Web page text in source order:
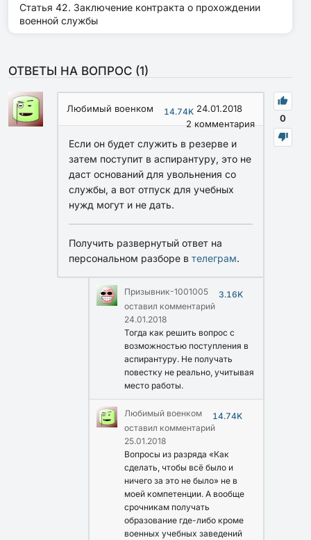
Статья 42. Заключение контракта о прохождении
военной службы
ОТВЕТЫ НА ВОПРОС (1)
0
Любимый военком 14.74K 24.01.2018
2комментария
Если он будет служить в резерве и
затем поступит в аспирантуру, это не
даст оснований для увольнения со
службы, а вот отпуск для учебных
нужд могут и не дать.
Получить развернутый ответ на
персональном разборе в телеграм.
Призывник-1001005
3.16K
оставил комментарий
24.01.2018
Тогда как решить вопрос с
возможностью поступления в
аспирантуру. Не получать
повестку не реально, учитывая
место работы.
Любимый военком
14.74K
оставил комментарий
25.01.2018
Вопросы из разряда «Как
сделать, чтобы всё было и
ничего за это не было» не в
моей компетенции. А вообще
срочникам получать
образование где-либо кроме
военных учебных заведений